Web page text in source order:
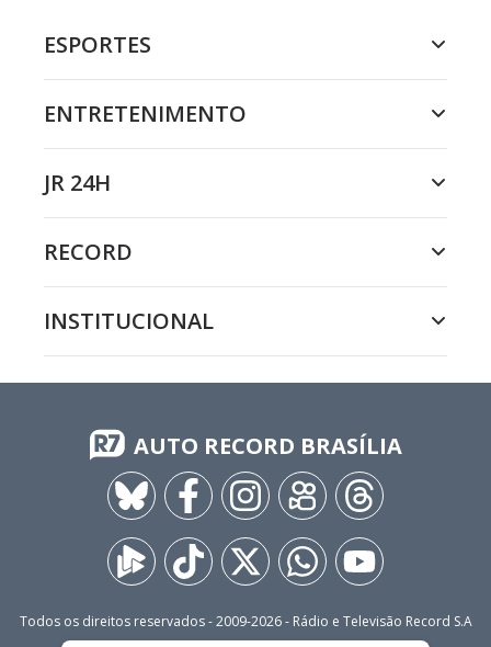
ESPORTES
ENTRETENIMENTO
JR 24H
RECORD
INSTITUCIONAL
AUTO RECORD BRASÍLIA
Todos os direitos reservados - 2009-2026- Rádio e Televisão Record S.A